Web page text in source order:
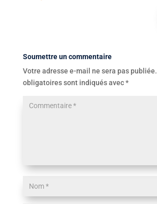
Soumettre un commentaire
Votre adresse e-mail ne sera pas publiée.
obligatoires sont indiqués avec*